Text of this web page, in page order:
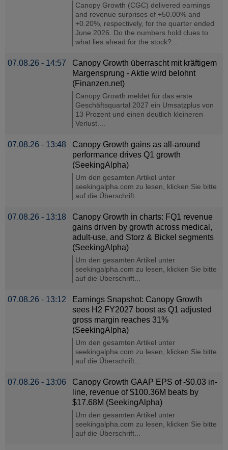
Canopy Growth (CGC) delivered earnings
and revenue surprises of +50.00% and
+0.20%, respectively, for the quarter ended
June 2026. Do the numbers hold clues to
what lies ahead for the stock?...
07.08.26 - 14:57
Canopy Growth überrascht mit kräftigem
Margensprung - Aktie wird belohnt
(Finanzen.net)
Canopy Growth meldet für das erste
Geschäftsquartal 2027 ein Umsatzplus von
13 Prozent und einen deutlich kleineren
Verlust....
07.08.26 - 13:48
Canopy Growth gains as all-around
performance drives Q1 growth
(SeekingAlpha)
Um den gesamten Artikel unter
seekingalpha.com zu lesen, klicken Sie bitte
auf die Überschrift...
07.08.26 - 13:18
Canopy Growth in charts: FQ1 revenue
gains driven by growth across medical,
adult-use, and Storz & Bickel segments
(SeekingAlpha)
Um den gesamten Artikel unter
seekingalpha.com zu lesen, klicken Sie bitte
auf die Überschrift...
07.08.26 - 13:12
Earnings Snapshot: Canopy Growth
sees H2 FY2027 boost as Q1 adjusted
gross margin reaches 31%
(SeekingAlpha)
Um den gesamten Artikel unter
seekingalpha.com zu lesen, klicken Sie bitte
auf die Überschrift...
07.08.26 - 13:06
Canopy Growth GAAP EPS of -$0.03 in-
line, revenue of $100.36M beats by
$17.68M (SeekingAlpha)
Um den gesamten Artikel unter
seekingalpha.com zu lesen, klicken Sie bitte
auf die Überschrift...